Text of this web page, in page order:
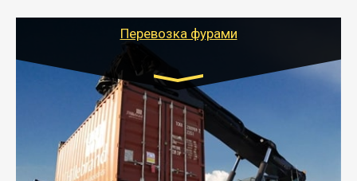
Перевозка фурами
Транспорт:
Еврофура Тент от 5 до 10 тонн
грузоподъемность
от 10 000 руб. Возможен догруз